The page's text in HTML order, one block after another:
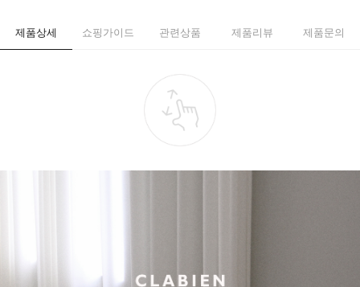
제품상세 쇼핑가이드 관련상품 제품리뷰 제품문의